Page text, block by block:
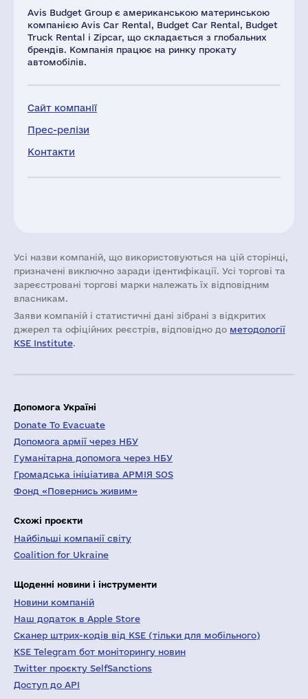
Avis Budget Group є американською материнською
компанією Avis Car Rental, Budget Car Rental, Budget
Truck Rental і Zipcar, що складається з глобальних
брендів. Компанія працює на ринку прокату
автомобілів.
Сайт компанії
Прес-релізи
Контакти
Усі назви компаній, що використовуються на цій сторінці,
призначені виключно заради ідентифікації. Усі торгові та
зареєстровані торгові марки належать їх відповідним
власникам.
Заяви компаній i статистичні дані зібрані з відкритих
джерел та офіційних реєстрів, відповідно до методології
KSE Institute.
Допомога Україні
Donate To Evacuate
Допомога армії через НБУ
Гуманітарна допомога через НБУ
Громадська ініціатива АРМІЯ SOS
Фонд «Повернись живим»
Схожі проєкти
Найбільші компанії світу
Coalition for Ukraine
Щоденні новини і інструменти
Новини компаній
Наш додаток в Apple Store
Сканер штрих-кодів від KSE (тільки для мобільного)
KSE Telegram бот моніторингу новин
Twitter проєкту SelfSanctions
Доступ до API